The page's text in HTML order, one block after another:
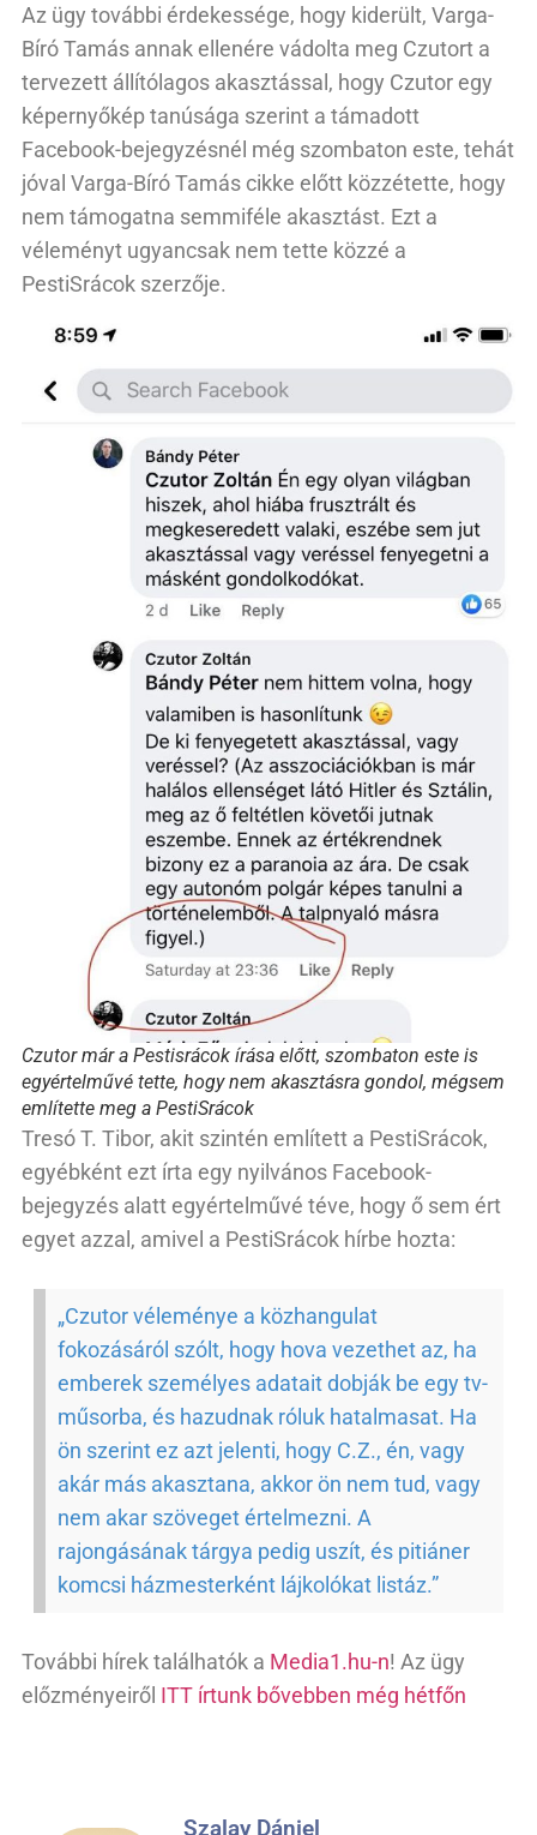
Az ügy további érdekessége, hogy kiderült, Varga-
Bíró Tamás annak ellenére vádolta meg Czutort a
tervezett állítólagos akasztással, hogy Czutor egy
képernyőkép tanúsága szerint a támadott
Facebook-bejegyzésnél még szombaton este, tehát
jóval Varga-Bíró Tamás cikke előtt közzétette, hogy
nem támogatna semmiféle akasztást. Ezt a
véleményt ugyancsak nem tette közzé a
PestiSrácok szerzője.
Czutor már a Pestisrácok írása előtt, szombaton este is
egyértelművé tette, hogy nem akasztásra gondol, mégsem
említette meg a PestiSrácok
Tresó T. Tibor, akit szintén említett a PestiSrácok,
egyébként ezt írta egy nyilvános Facebook-
bejegyzés alatt egyértelművé téve, hogy ő sem ért
egyet azzal, amivel a PestiSrácok hírbe hozta:
„Czutor véleménye a közhangulat
fokozásáról szólt, hogy hova vezethet az, ha
emberek személyes adatait dobják be egy tv-
műsorba, és hazudnak róluk hatalmasat. Ha
ön szerint ez azt jelenti, hogy C.Z., én, vagy
akár más akasztana, akkor ön nem tud, vagy
nem akar szöveget értelmezni. A
rajongásának tárgya pedig uszít, és pitiáner
komcsi házmesterként lájkolókat listáz.”
További hírek találhatók a Media1.hu-n! Az ügy
előzményeiről ITT írtunk bővebben még hétfőn
Szalay Dániel